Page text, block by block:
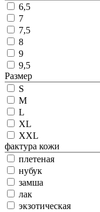
6,5
7
7,5
8
9
9,5
Размер
S
M
L
XL
XXL
фактура кожи
плетеная
нубук
замша
лак
экзотическая